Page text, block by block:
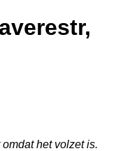
het volzet is.